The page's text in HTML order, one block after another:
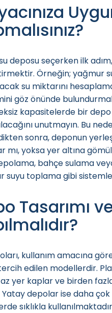
deposu seçerken ilk
Örneğin; yağmur
su miktarını
göz önünde
kapasitelerde bir depo
unutmayın. Bu
sonra, deponun
mı, yoksa yer altına
bahçe sulama
suyu toplama gibi
Tasarımı
kullanım amacına
edilen modellerdir.
yer kaplar ve birden
Yatay depolar ise daha
sıklıkla